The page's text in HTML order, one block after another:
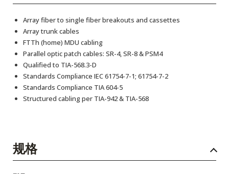
Array fiber to single fiber breakouts and cassettes
Array trunk cables
FTTh (home) MDU cabling
Parallel optic patch cables: SR-4, SR-8 & PSM4
Qualified to TIA-568.3-D
Standards Compliance IEC 61754-7-1; 61754-7-2
Standards Compliance TIA 604-5
Structured cabling per TIA-942 & TIA-568
规格